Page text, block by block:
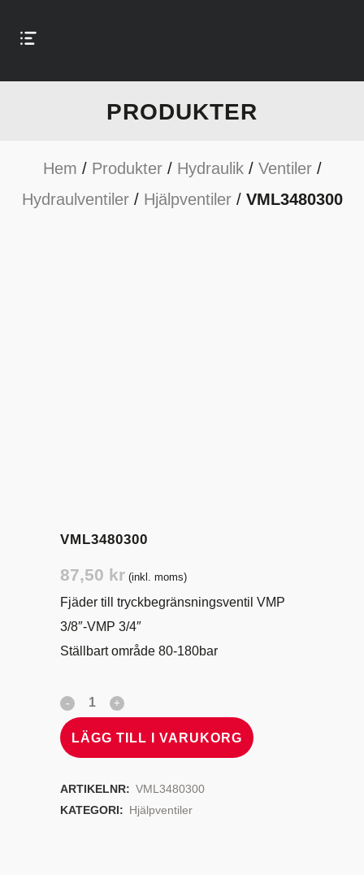
PRODUKTER
Hem / Produkter/ Hydraulik/ Ventiler/
Hydraulventiler/ Hjälpventiler/ VML3480300
VML3480300
87,50 kr (inkl. moms)
Fjäder till tryckbegränsningsventil VMP
3/8″-VMP 3/4″
Ställbart område 80-180bar
LÄGG TILL I VARUKORG
ARTIKELNR: VML3480300
KATEGORI: Hjälpventiler